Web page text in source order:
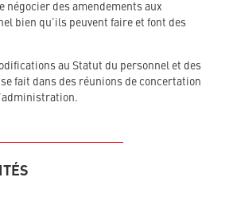
négocier des amendements aux
bien qu’ils peuvent faire et font des
au Statut du personnel et des
fait dans des réunions de concertation